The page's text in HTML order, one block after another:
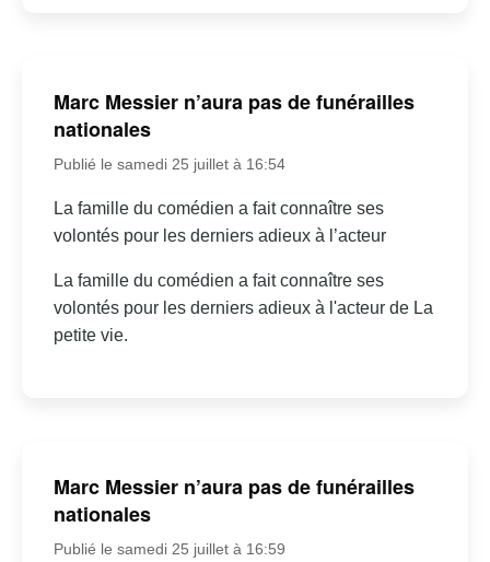
Marc Messier n’aura pas de funérailles
nationales
Publié le samedi 25 juillet à 16:54
La famille du comédien a fait connaître ses
volontés pour les derniers adieux à l’acteur
La famille du comédien a fait connaître ses
volontés pour les derniers adieux à l'acteur de La
petite vie.
Marc Messier n’aura pas de funérailles
nationales
Publié le samedi 25 juillet à 16:59